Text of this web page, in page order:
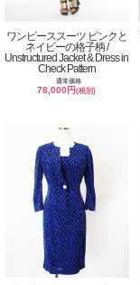
ワンピーススーツ ピンクと
ネイビーの格子柄 /
Unstructured Jacket & Dress in
Check Pattern
通常価格
78,000円(税別)